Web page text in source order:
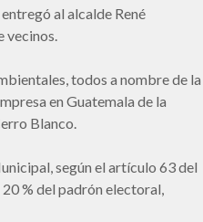
al alcalde René
vecinos.
todos a nombre de la
en Guatemala de la
Blanco.
según el artículo 63 del
% del padrón electoral,